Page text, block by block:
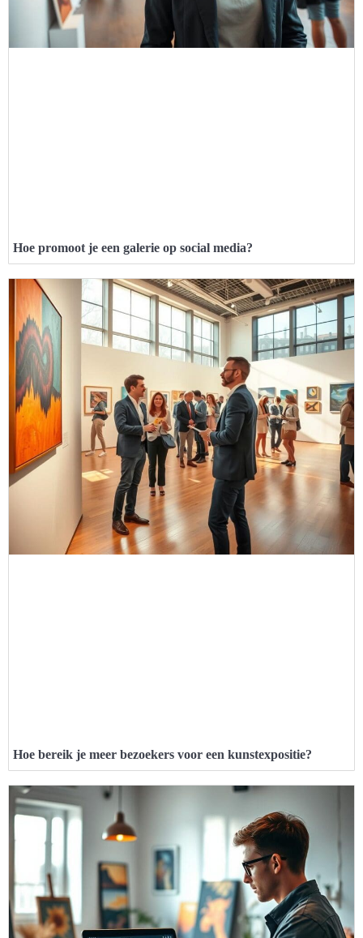
Hoe promoot je een galerie op social media?
Hoe bereik je meer bezoekers voor een kunstexpositie?